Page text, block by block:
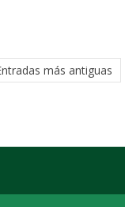
más antiguas